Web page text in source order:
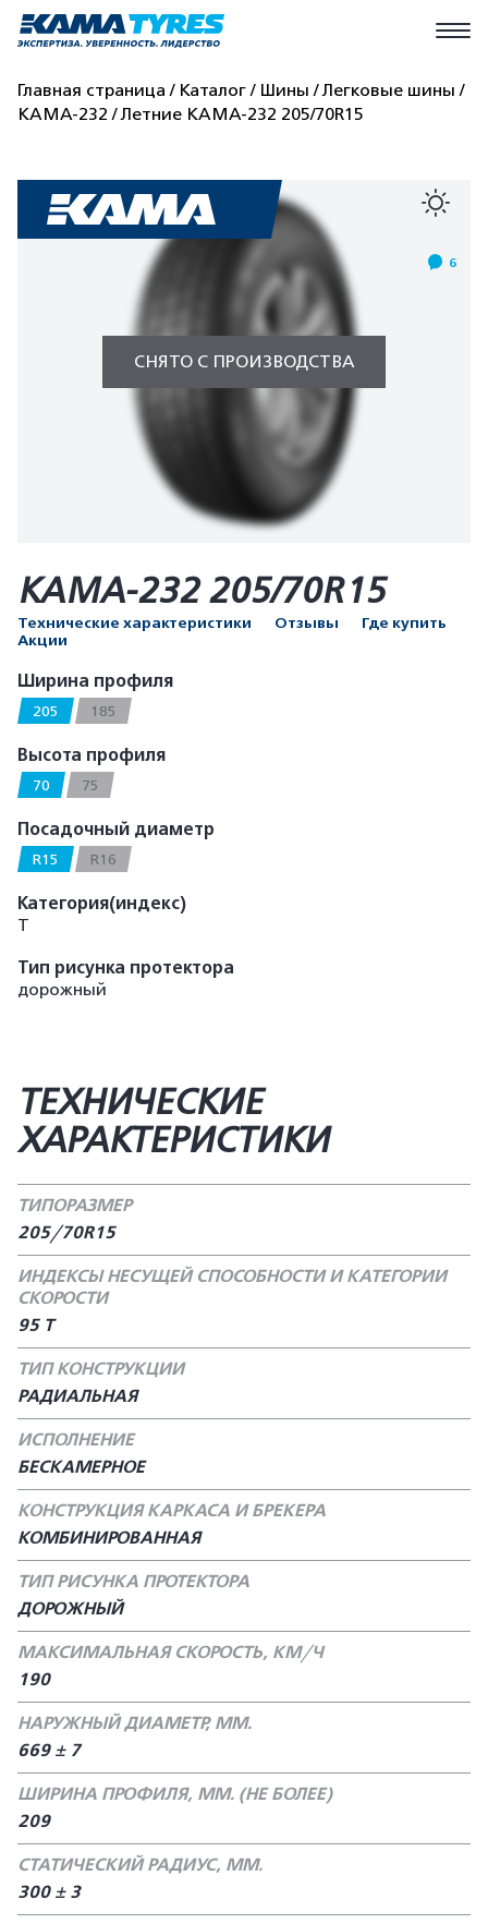
Главная страница Каталог Шины
Легковые шины
КАМА-232
Летние КАМА-232 205/70R15
6
СНЯТО С ПРОИЗВОДСТВА
КАМА-232 205/70R15
Технические характеристики Отзывы
Где купить
Акции
Ширина профиля
205 185
Высота профиля
70 75
Посадочный диаметр
R15 R16
Категория(индекс)
T
Тип рисунка протектора
дорожный
ТЕХНИЧЕСКИЕ
ХАРАКТЕРИСТИКИ
ТИПОРАЗМЕР
205/70R15
ИНДЕКСЫ НЕСУЩЕЙ СПОСОБНОСТИ И КАТЕГОРИИ
СКОРОСТИ
95 Т
ТИП КОНСТРУКЦИИ
РАДИАЛЬНАЯ
ИСПОЛНЕНИЕ
БЕСКАМЕРНОЕ
КОНСТРУКЦИЯ КАРКАСА И БРЕКЕРА
КОМБИНИРОВАННАЯ
ТИП РИСУНКА ПРОТЕКТОРА
ДОРОЖНЫЙ
МАКСИМАЛЬНАЯ СКОРОСТЬ, КМ/Ч
190
НАРУЖНЫЙ ДИАМЕТР, ММ.
669 ± 7
ШИРИНА ПРОФИЛЯ, ММ. (НЕ БОЛЕЕ)
209
СТАТИЧЕСКИЙ РАДИУС, ММ.
300 ± 3